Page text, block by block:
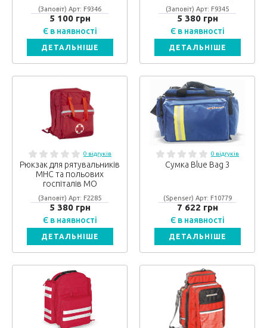
(Заповіт) Арт: F9346
5 100 грн
Є в наявності
ДЕТАЛЬНІШЕ
(Заповіт) Арт: F9345
5 380 грн
Є в наявності
ДЕТАЛЬНІШЕ
0 відгуків
Рюкзак для рятувальників
МНС та польових
госпіталів МО
(Заповіт) Арт: F2285
5 380 грн
Є в наявності
ДЕТАЛЬНІШЕ
0 відгуків
Сумка Blue Bag 3
(Spenser) Арт: F10779
7 622 грн
Є в наявності
ДЕТАЛЬНІШЕ